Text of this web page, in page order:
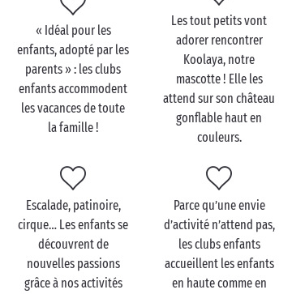
mini disco pour les campeurs qui ont la
bougeotte…
Sans oublier les sorties découvertes pour explorer
les environs du camping ! Quant aux ados, ils
profitent ensemble d’un programme mêlant activités
et liberté pour des vacances qui leur ressemblent. Ce
qu’ils préfèrent ? Les soirées entre jeunes autour
« Idéal pour les
enfants, adopté par les
parents » : les clubs
enfants accommodent
les vacances de toute
la famille !
Les tout petits vont
adorer rencontrer
Koolaya, notre
mascotte ! Elle les
attend sur son château
gonflable haut en
couleurs.
Escalade, patinoire,
cirque… Les enfants se
découvrent de
nouvelles passions
grâce à nos activités
Parce qu’une envie
d’activité n’attend pas,
les clubs enfants
accueillent les enfants
en haute comme en